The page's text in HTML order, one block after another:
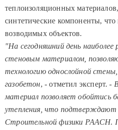
теплоизоляционных
синтетические компоненты,
возводимых объектов.
"На сегодняшний день
стеновым материалом,
технологию однослойной
газобетон, - отметил эксперт. -
материал позволяет обойтись
утепления, что
Строительной физики РААСН.